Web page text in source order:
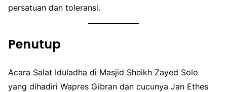
persatuan dan toleransi.
Penutup
Acara Salat Iduladha di Masjid Sheikh Zayed Solo
yang dihadiri Wapres Gibran dan cucunya Jan Ethes